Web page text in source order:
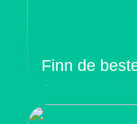
Finn de